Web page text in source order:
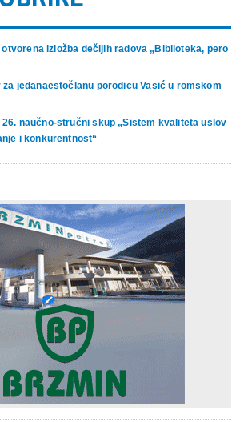
izložba dečijih radova „Biblioteka, pero
jedanaestočlanu porodicu Vasić u romskom
naučno-stručni skup „Sistem kvaliteta uslov
i konkurentnost“